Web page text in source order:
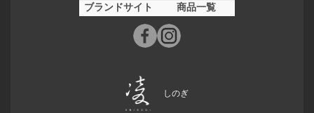
ブランドサイト 商品一覧
しのぎ